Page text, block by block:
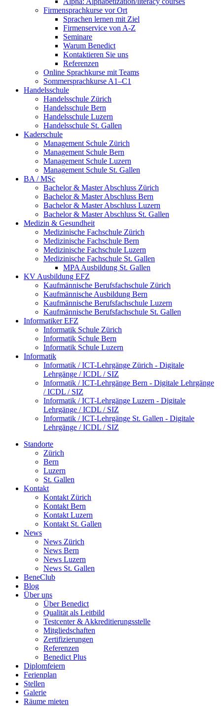
Firmensprachkurse vor Ort
Sprachen lernen mit Ziel
Firmenservice von A-Z
Seminare
Warum Benedict
Kontaktieren Sie uns
Referenzen
Online Sprachkurse mit Teams
Sommersprachkurse A1–C1
Handelsschule
Handelsschule Zürich
Handelsschule Bern
Handelsschule Luzern
Handelsschule St. Gallen
Kaderschule
Management Schule Zürich
Management Schule Bern
Management Schule Luzern
Management Schule St. Gallen
BA / MSc
Bachelor & Master Abschluss Zürich
Bachelor & Master Abschluss Bern
Bachelor & Master Abschluss Luzern
Bachelor & Master Abschluss St. Gallen
Medizin & Gesundheit
Medizinische Fachschule Zürich
Medizinische Fachschule Bern
Medizinische Fachschule Luzern
Medizinische Fachschule St. Gallen
MPA Ausbildung St. Gallen
KV Ausbildung EFZ
Kaufmännische Berufsfachschule Zürich
Kaufmännische Ausbildung Bern
Kaufmännische Berufsfachschule Luzern
Kaufmännische Berufsfachschule St. Gallen
Informatiker EFZ
Informatik Schule Zürich
Informatik Schule Bern
Informatik Schule Luzern
Informatik
Informatik / ICT-Lehrgänge Zürich - Digitale
Lehrgänge / ICDL / SIZ
Informatik / ICT-Lehrgänge Bern - Digitale Lehrgänge
/ ICDL / SIZ
Informatik / ICT-Lehrgänge Luzern - Digitale
Lehrgänge / ICDL / SIZ
Informatik / ICT-Lehrgänge St. Gallen - Digitale
Lehrgänge / ICDL / SIZ
Standorte
Zürich
Bern
Luzern
St. Gallen
Kontakt
Kontakt Zürich
Kontakt Bern
Kontakt Luzern
Kontakt St. Gallen
News
News Zürich
News Bern
News Luzern
News St. Gallen
BeneClub
Blog
Über uns
Über Benedict
Qualität als Leitbild
Testcenter & Akkreditierungsstelle
Mitgliedschaften
Zertifizierungen
Referenzen
Benedict Plus
Diplomfeiern
Ferienplan
Stellen
Galerie
Räume mieten